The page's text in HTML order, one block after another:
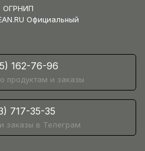
ОГРНИП
Официальный
162-76-96
продуктам и заказы
717-35-35
заказы в Телеграм